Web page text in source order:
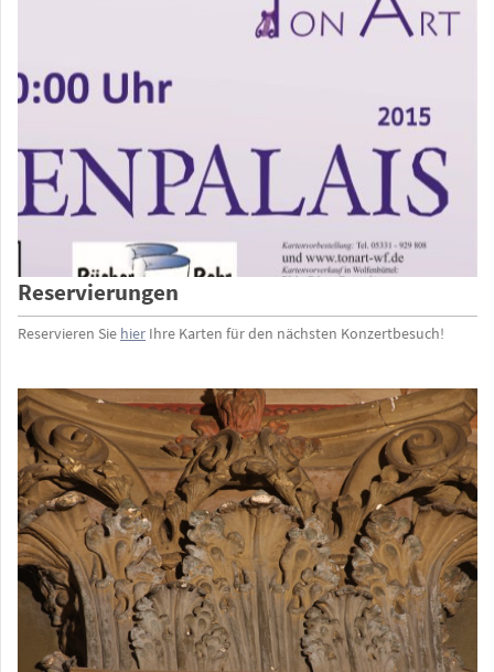
Reservierungen
Reservieren Sie hier Ihre Karten für den nächsten Konzertbesuch!